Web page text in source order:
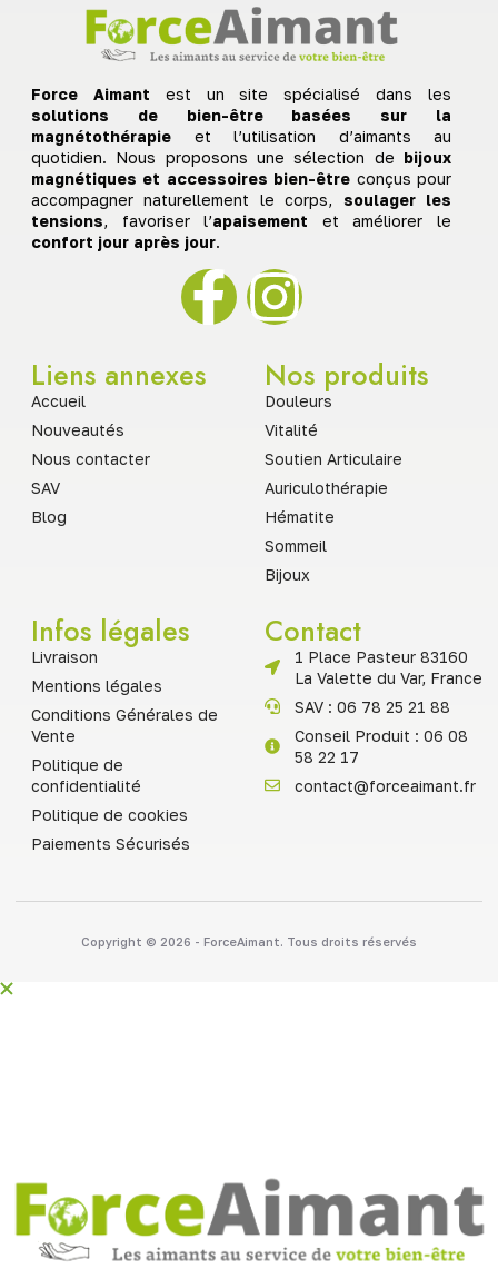
Force Aimant est un site spécialisé dans les
solutions de bien-être basées sur la
magnétothérapie et l’utilisation d’aimants au
quotidien. Nous proposons une sélection de bijoux
magnétiques et accessoires bien-être conçus pour
accompagner naturellement le corps, soulager les
tensions, favoriser l’apaisement et améliorer le
confort jour après jour.
Liens annexes
Accueil
Nouveautés
Nous contacter
SAV
Blog
Nos produits
Douleurs
Vitalité
Soutien Articulaire
Auriculothérapie
Hématite
Sommeil
Bijoux
Infos légales
Livraison
Mentions légales
Conditions Générales de
Vente
Politique de
confidentialité
Politique de cookies
Paiements Sécurisés
Contact
1 Place Pasteur 83160
La Valette du Var, France
SAV : 06 78 25 21 88
Conseil Produit : 06 08
58 22 17
contact@forceaimant.fr
Copyright © 2026 - ForceAimant. Tous droits réservés